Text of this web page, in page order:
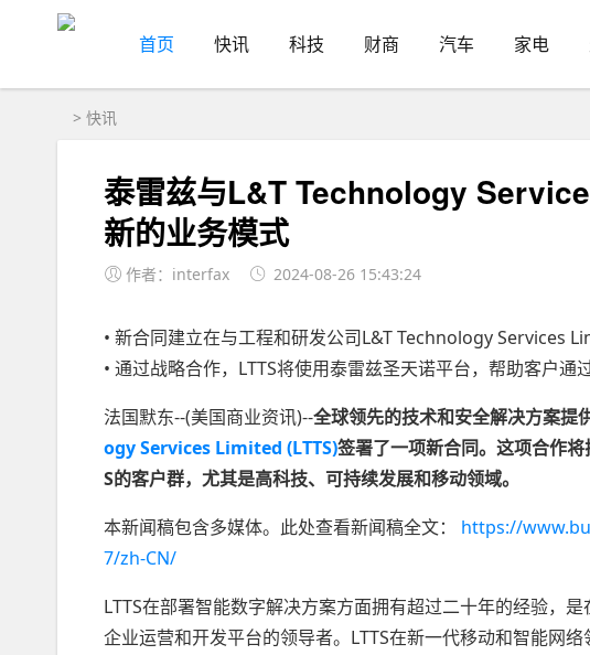
首页 快讯 科技 财商 汽车 家电
> 快讯
泰雷兹与L&T Technology
新的业务模式
作者：interfax 2024-08-26 15:43:24
• 新合同建立在与工程和研发公司L&T Technology Services
• 通过战略合作，LTTS将使用泰雷兹圣天诺平台，帮助客户
法国默东--(美国商业资讯)--全球领先的技术和安全解决方案提
ogy Services Limited (LTTS)签署了一项新合同。这项合作
S的客户群，尤其是高科技、可持续发展和移动领域。
本新闻稿包含多媒体。此处查看新闻稿全文： https://
7/zh-CN/
LTTS在部署智能数字解决方案方面拥有超过二十年的经验，
企业运营和开发平台的领导者。LTTS在新一代移动和智能网